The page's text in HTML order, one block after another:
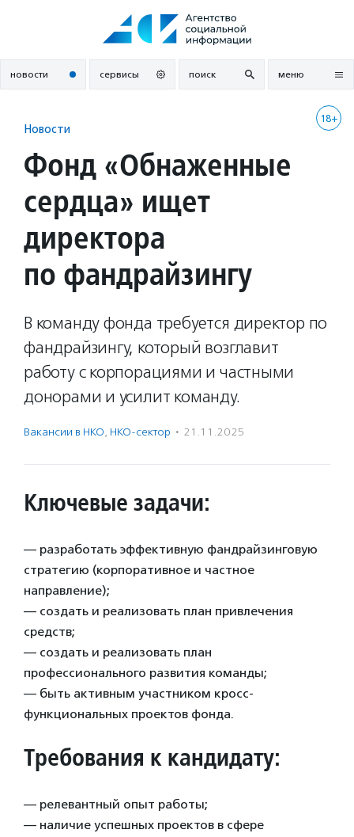
новости сервисы поиск меню
18+
Новости
Фонд «Обнаженные
сердца» ищет
директора
по фандрайзингу
В команду фонда требуется директор по
фандрайзингу, который возглавит
работу с корпорациями и частными
донорами и усилит команду.
Вакансии в НКО, НКО-сектор · 21.11.2025
Ключевые задачи:
— разработать эффективную фандрайзинговую
стратегию (корпоративное и частное
направление);
— создать и реализовать план привлечения
средств;
— создать и реализовать план
профессионального развития команды;
— быть активным участником кросс-
функциональных проектов фонда.
Требования к кандидату:
— релевантный опыт работы;
— наличие успешных проектов в сфере